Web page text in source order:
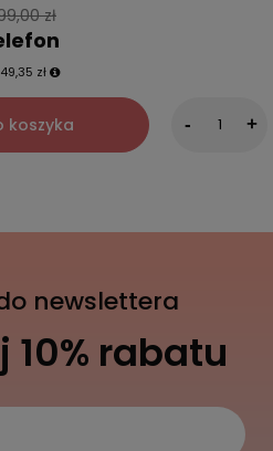
zł
zł
koszyka - +
newslettera
rabatu